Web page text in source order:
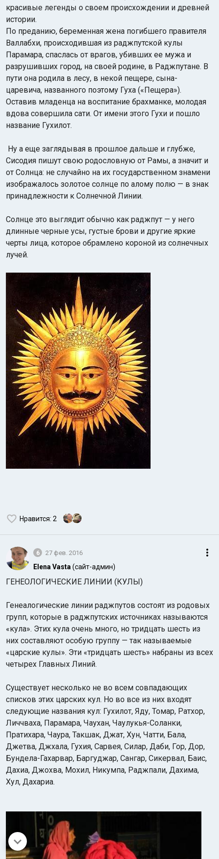
красивые легенды о своем происхождении и древней
истории.
По преданию, беременная жена погибшего правителя
Валлабхи, происходившая из раджпутской кулы
Парамара, спаслась от врагов, убивших ее мужа и
разрушивших город, на своей родине, в Раджпутане. В
пути она родила в лесу, в некой пещере, сына-
царевича, названного поэтому Гуха («Пещера»).
Оставив младенца на воспитание брахманке, молодая
вдова совершила сати. От имени этого Гухи и пошло
название Гухилот.
Ну а еще заглядывая в прошлое дальше и глубже,
Сисодия пишут свою родословную от Рамы, а значит и
от Солнца: не случайно на их государственном знамени
изображалось золотое солнце по алому полю — в знак
принадлежности к Солнечной Линии.
Солнце это выглядит обычно как раджпут — у него
длинные черные усы, густые брови и другие яркие
черты лица, которое обрамлено короной из солнечных
лучей.
Нравится: 2
6 27 фев. 2016
Elena Vasta (сайт-админ)
ГЕНЕОЛОГИЧЕСКИЕ ЛИНИИ (КУЛЫ)
Генеалогические линии раджпутов состоят из родовых
групп, которые в раджпутских источниках называются
«кула». Этих кула очень много, но тридцать шесть из
них составляют особую группу — так называемые
«царские кулы». Эти «тридцать шесть» набраны из всех
четырех Главных Линий.
Существует несколько не во всем совпадающих
списков этих царских кул. Но во все из них входят
следующие названия кул: Гухилот, Яду, Томар, Ратхор,
Личчваха, Парамара, Чаухан, Чаулукья-Соланки,
Пратихара, Чаура, Такшак, Джат, Хун, Чатти, Бала,
Джетва, Джхала, Гухия, Сарвея, Силар, Даби, Гор, Дор,
Бундела-Гахарвар, Баргуджар, Сангар, Сикервал, Баис,
Дахиа, Джохва, Мохил, Никумпа, Раджпали, Дахима,
Хул, Дахариа.